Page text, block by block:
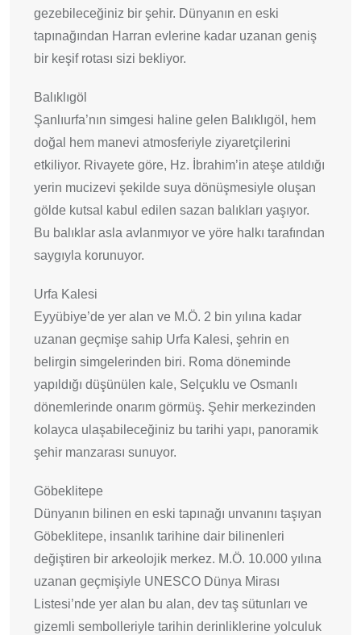
gezebileceğiniz bir şehir. Dünyanın en eski
tapınağından Harran evlerine kadar uzanan geniş
bir keşif rotası sizi bekliyor.
Balıklıgöl
Şanlıurfa’nın simgesi haline gelen Balıklıgöl, hem
doğal hem manevi atmosferiyle ziyaretçilerini
etkiliyor. Rivayete göre, Hz. İbrahim’in ateşe atıldığı
yerin mucizevi şekilde suya dönüşmesiyle oluşan
gölde kutsal kabul edilen sazan balıkları yaşıyor.
Bu balıklar asla avlanmıyor ve yöre halkı tarafından
saygıyla korunuyor.
Urfa Kalesi
Eyyübiye’de yer alan ve M.Ö. 2 bin yılına kadar
uzanan geçmişe sahip Urfa Kalesi, şehrin en
belirgin simgelerinden biri. Roma döneminde
yapıldığı düşünülen kale, Selçuklu ve Osmanlı
dönemlerinde onarım görmüş. Şehir merkezinden
kolayca ulaşabileceğiniz bu tarihi yapı, panoramik
şehir manzarası sunuyor.
Göbeklitepe
Dünyanın bilinen en eski tapınağı unvanını taşıyan
Göbeklitepe, insanlık tarihine dair bilinenleri
değiştiren bir arkeolojik merkez. M.Ö. 10.000 yılına
uzanan geçmişiyle UNESCO Dünya Mirası
Listesi’nde yer alan bu alan, dev taş sütunları ve
gizemli sembolleriyle tarihin derinliklerine yolculuk